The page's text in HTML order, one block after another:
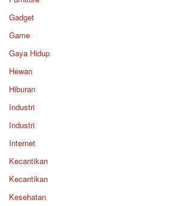
Gadget
Game
Gaya Hidup
Hewan
Hiburan
Industri
Industri
Internet
Kecantikan
Kecantikan
Kesehatan